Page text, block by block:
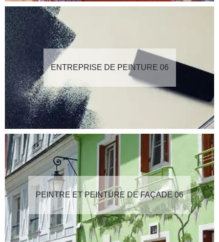
ENTREPRISE DE PEINTURE 06
PEINTRE ET PEINTURE DE FAÇADE 06